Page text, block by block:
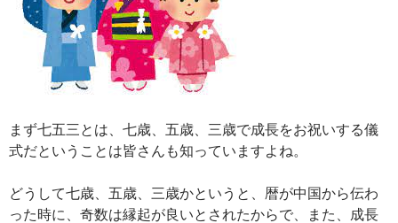
まず七五三とは、七歳、五歳、三歳で成長をお祝いする儀
式だということは皆さんも知っていますよね。
どうして七歳、五歳、三歳かというと、暦が中国から伝わ
った時に、奇数は縁起が良いとされたからで、また、成長